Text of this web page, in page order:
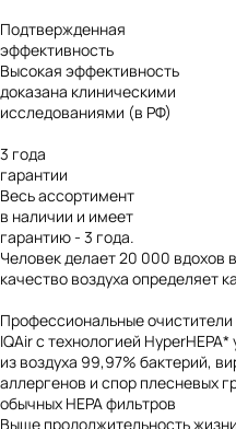
Подтвержденная
эффективность
Высокая эффективность
доказана клиническими
исследованиями (в РФ)
3 года
гарантии
Весь ассортимент
в наличии и имеет
гарантию - 3 года.
Человек делает20 000 вдохов
качество воздуха определяет
Профессиональные очистители
IQAir с технологией
из воздуха 99,97% бактерий,
аллергенов и спор плесневых
обычных HEPA фильтров
Выше продолжительность жизни